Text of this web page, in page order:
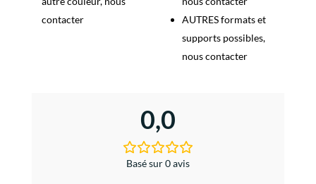
contacter
AUTRES formats et
supports possibles,
nous contacter
0,0
Basé sur 0 avis